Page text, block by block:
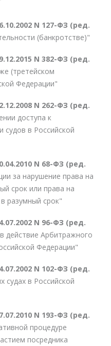
N 127-ФЗ (ред.
(банкротстве)"
N 382-ФЗ (ред.
(третейском
Федерации"
N 262-ФЗ (ред.
доступа к
судов в Российской
N 68-ФЗ (ред.
за нарушение права на
срок или права на
разумный срок"
N 96-ФЗ (ред.
действие Арбитражного
Федерации"
N 102-ФЗ (ред.
судах в Российской
N 193-ФЗ (ред.
процедуре
посредника